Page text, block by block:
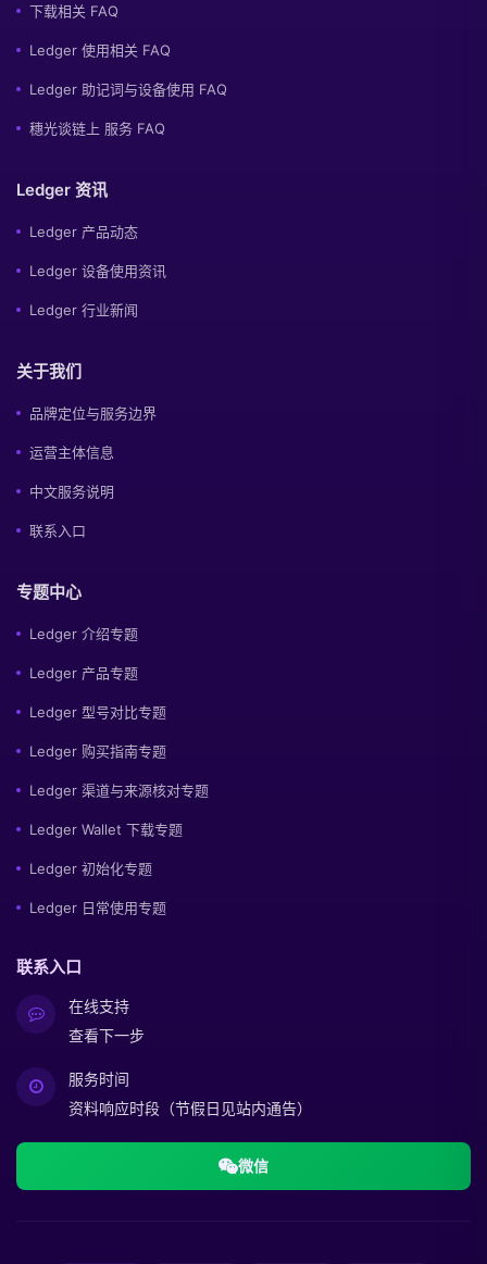
下载相关 FAQ
Ledger 使用相关 FAQ
Ledger 助记词与设备使用 FAQ
穗光谈链上 服务 FAQ
Ledger 资讯
Ledger 产品动态
Ledger 设备使用资讯
Ledger 行业新闻
关于我们
品牌定位与服务边界
运营主体信息
中文服务说明
联系入口
专题中心
Ledger 介绍专题
Ledger 产品专题
Ledger 型号对比专题
Ledger 购买指南专题
Ledger 渠道与来源核对专题
Ledger Wallet 下载专题
Ledger 初始化专题
Ledger 日常使用专题
联系入口
在线支持
查看下一步
服务时间
资料响应时段（节假日见站内通告）
微信